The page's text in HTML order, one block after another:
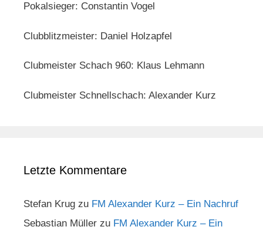
Pokalsieger: Constantin Vogel
Clubblitzmeister: Daniel Holzapfel
Clubmeister Schach 960: Klaus Lehmann
Clubmeister Schnellschach: Alexander Kurz
Letzte Kommentare
Stefan Krug zu FM Alexander Kurz – Ein Nachruf
Sebastian Müller zu FM Alexander Kurz – Ein